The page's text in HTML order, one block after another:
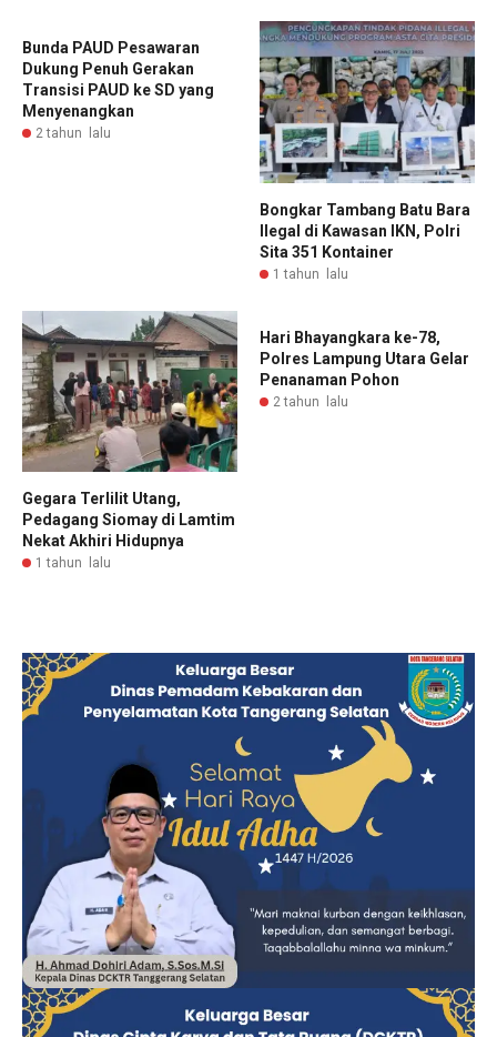
Bunda PAUD Pesawaran
Dukung Penuh Gerakan
Transisi PAUD ke SD yang
Menyenangkan
2 tahun lalu
Bongkar Tambang Batu Bara
Ilegal di Kawasan IKN, Polri
Sita 351 Kontainer
1 tahun lalu
Gegara Terlilit Utang,
Pedagang Siomay di Lamtim
Nekat Akhiri Hidupnya
1 tahun lalu
Hari Bhayangkara ke-78,
Polres Lampung Utara Gelar
Penanaman Pohon
2 tahun lalu